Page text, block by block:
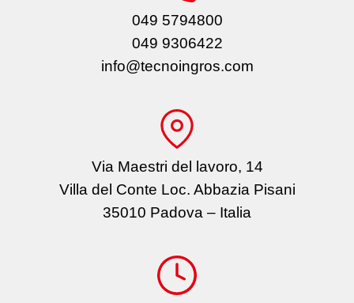
049 5794800
049 9306422
info@tecnoingros.com
Via Maestri del lavoro, 14
Villa del Conte Loc. Abbazia Pisani
35010 Padova – Italia